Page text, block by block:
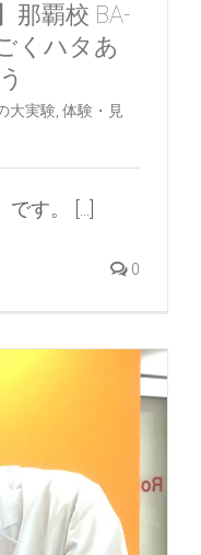
那覇校 BA-
くハタあ
大実験 体験・見
す。 [...]
0